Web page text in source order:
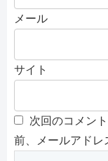
メール
サイト
次回のコメン
前、メールアドレ